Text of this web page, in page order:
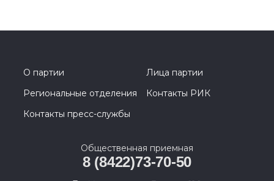
О партии
Лица партии
Региональные отделения
Контакты РИК
Контакты пресс-службы
Общественная приемная
8 (8422)73-70-50